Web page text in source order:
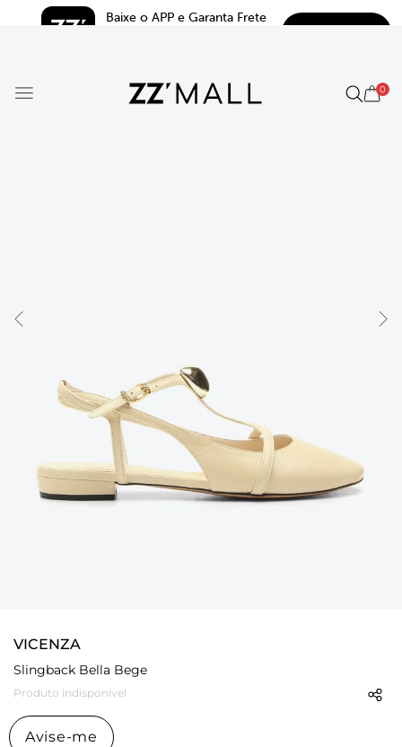
Baixe o APP e Garanta Frete
0
VICENZA
Slingback Bella Bege
Produto indisponível
Avise-me